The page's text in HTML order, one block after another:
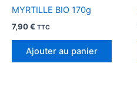
MYRTILLE BIO 170g
7,90€ TTC
Ajouter au panier